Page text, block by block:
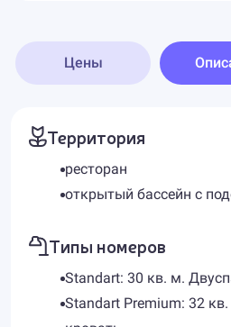
Цены
Территория
ресторан
открытый бассейн с
Типы номеров
Standart: 30 кв. м.
Standart Premium: 32